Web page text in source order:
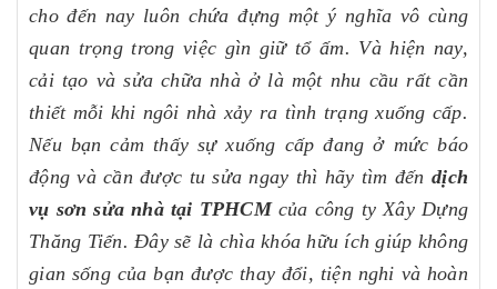
cho đến nay luôn chứa đựng một ý nghĩa vô cùng
quan trọng trong việc gìn giữ tổ ấm. Và hiện nay,
cải tạo và sửa chữa nhà ở là một nhu cầu rất cần
thiết mỗi khi ngôi nhà xảy ra tình trạng xuống cấp.
Nếu bạn cảm thấy sự xuống cấp đang ở mức báo
động và cần được tu sửa ngay thì hãy tìm đến dịch
vụ sơn sửa nhà tại TPHCMcủa công ty Xây Dựng
Thăng Tiến. Đây sẽ là chìa khóa hữu ích giúp không
gian sống của bạn được thay đổi, tiện nghi và hoàn